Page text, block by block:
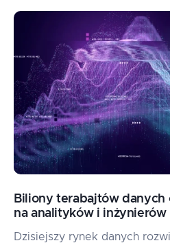
Biliony terabajtów danych
na analityków i inżynierów
Dzisiejszy rynek danych